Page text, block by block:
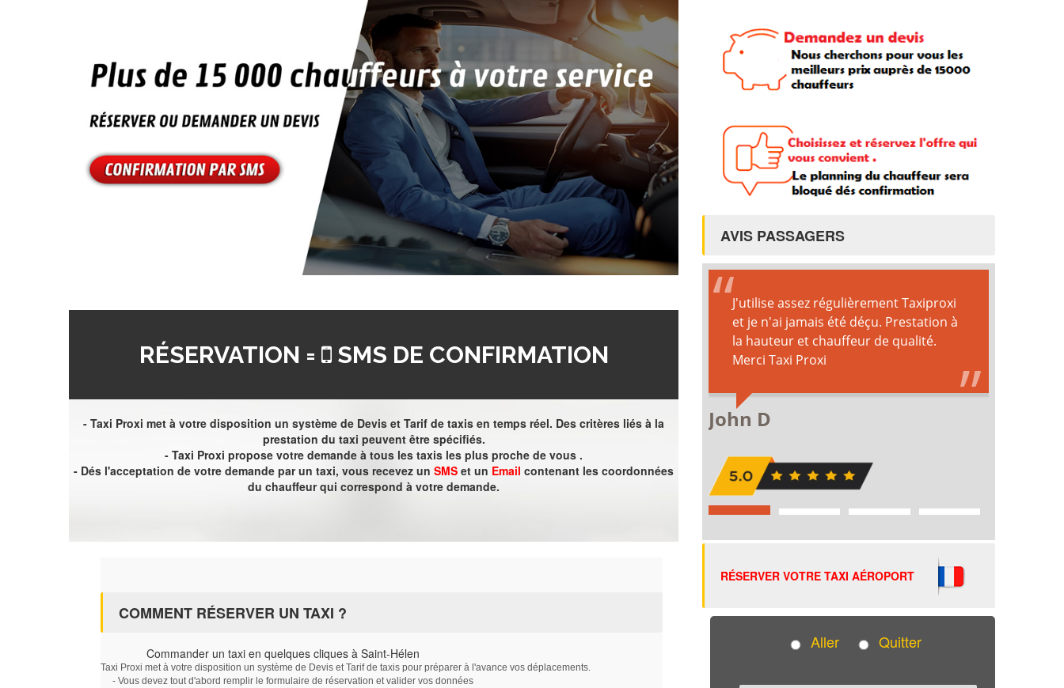
RÉSERVATION = SMS DE CONFIRMATION
- Taxi Proxi met à votre disposition un système de Devis et Tarif de taxis en temps réel. Des critères liés à la
prestation du taxi peuvent être spécifiés.
- Taxi Proxi propose votre demande à tous les taxis les plus proche de vous .
- Dés l'acceptation de votre demande par un taxi, vous recevez un SMS et un Email contenant les coordonnées
du chauffeur qui correspond à votre demande.
COMMENT RÉSERVER UN TAXI ?
Commander un taxi en quelques cliques à Saint-Hélen
Taxi Proxi met à votre disposition un système de Devis et Tarif de taxis pour préparer à l'avance vos déplacements.
- Vous devez tout d'abord remplir le formulaire de réservation et valider vos données
AVIS PASSAGERS
RÉSERVER VOTRE TAXI AÉROPORT
Aller Quitter